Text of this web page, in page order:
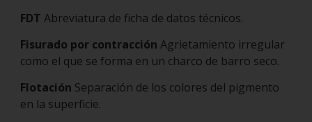
FDT Abreviatura de ficha de datos técnicos.
Fisurado por contracción Agrietamiento irregular
como el que se forma en un charco de barro seco.
Flotación Separación de los colores del pigmento
en la superficie.